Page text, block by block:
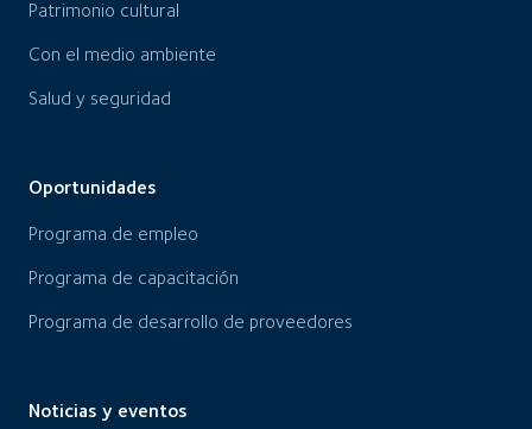
Patrimonio cultural
Con el medio ambiente
Salud y seguridad
Oportunidades
Programa de empleo
Programa de capacitación
Programa de desarrollo de proveedores
Noticias y eventos